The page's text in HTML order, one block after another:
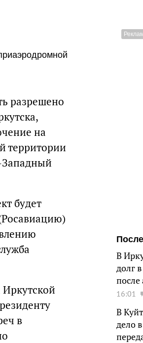
разрешено
на
территории
Западный
будет
в
В
долг
после
16:01
В
дело